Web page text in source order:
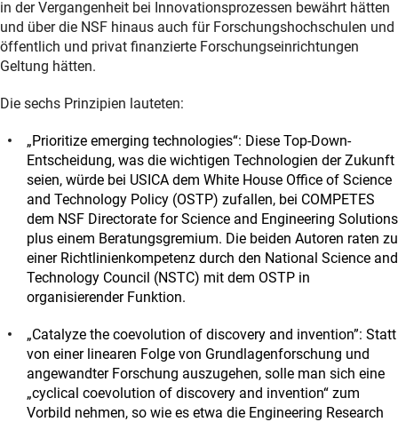
in der Vergangenheit bei Innovationsprozessen bewährt hätten
und über die NSF hinaus auch für Forschungshochschulen und
öffentlich und privat finanzierte Forschungseinrichtungen
Geltung hätten.
Die sechs Prinzipien lauteten:
„Prioritize emerging technologies“: Diese Top-Down-
Entscheidung, was die wichtigen Technologien der Zukunft
seien, würde bei USICA dem White House Office of Science
and Technology Policy (OSTP) zufallen, bei COMPETES
dem NSF Directorate for Science and Engineering Solutions
plus einem Beratungsgremium. Die beiden Autoren raten zu
einer Richtlinienkompetenz durch den National Science and
Technology Council (NSTC) mit dem OSTP in
organisierender Funktion.
„Catalyze the coevolution of discovery and invention”: Statt
von einer linearen Folge von Grundlagenforschung und
angewandter Forschung auszugehen, solle man sich eine
„cyclical coevolution of discovery and invention“ zum
Vorbild nehmen, so wie es etwa die Engineering Research